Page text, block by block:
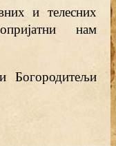
и телесних
нам
Богородитељи